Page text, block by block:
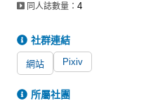
工作委託
同人宣傳看板
繪圖藝廊
交流中心
同人誌數量：4
社群連結
網站 Pixiv
所屬社團